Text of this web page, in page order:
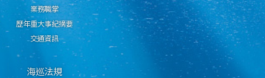
業務職掌
歷年重大事紀摘要
交通資訊
海巡法規